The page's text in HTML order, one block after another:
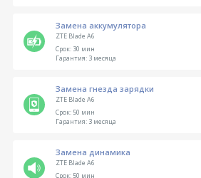
Замена аккумулятора
ZTE Blade A6
Срок:30 мин
Гарантия:3 месяца
Замена гнезда зарядки
ZTE Blade A6
Срок:50 мин
Гарантия:3 месяца
Замена динамика
ZTE Blade A6
Срок:50 мин